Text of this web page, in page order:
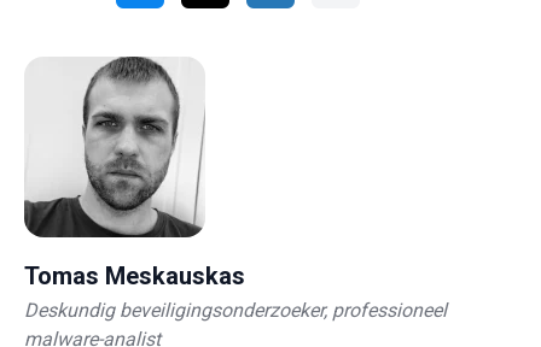
Tomas Meskauskas
Deskundig beveiligingsonderzoeker, professioneel
malware-analist